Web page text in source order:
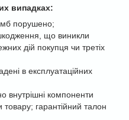
випадках:
порушено;
що виникли
дій покупця чи третіх
в експлуатаційних
внутрішні компоненти
гарантійний талон